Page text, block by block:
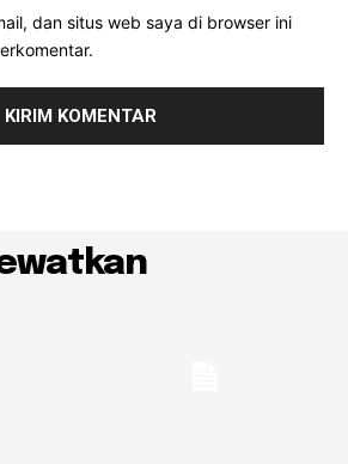
dan situs web saya di browser ini